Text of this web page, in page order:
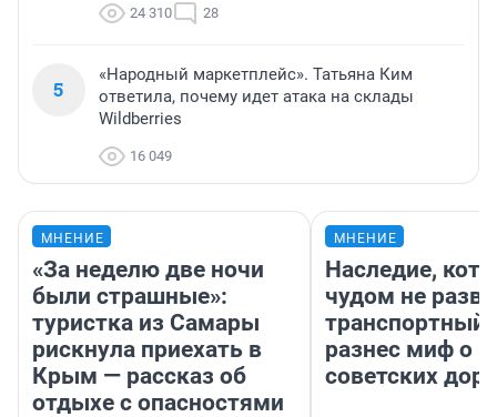
24 310 28
5
«Народный маркетплейс». Татьяна Ким
ответила, почему идет атака на склады
Wildberries
16 049
МНЕНИЕ
«За неделю две ночи
были страшные»:
туристка из Самары
рискнула приехать в
Крым — рассказ об
отдыхе с опасностями
МНЕНИЕ
Наследие,
чудом не
транспортный
разнес миф о
советских